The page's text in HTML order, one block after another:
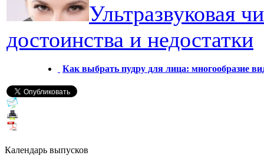
Ультразвуковая
достоинства и недостатки
Как выбрать пудру для лица: многообразие
Календарь выпусков